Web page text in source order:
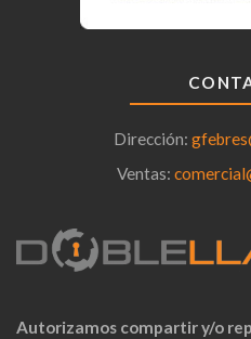
Dirección:
Ventas:
Autorizamos compartir y/o